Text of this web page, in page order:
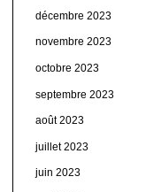
décembre 2023
novembre 2023
octobre 2023
septembre 2023
août 2023
juillet 2023
juin 2023